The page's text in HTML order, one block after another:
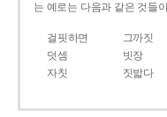
는 예로는 다음과 같은 것들
걸핏하면 그까짓
덧셈
빗장
자칫
짓밟다